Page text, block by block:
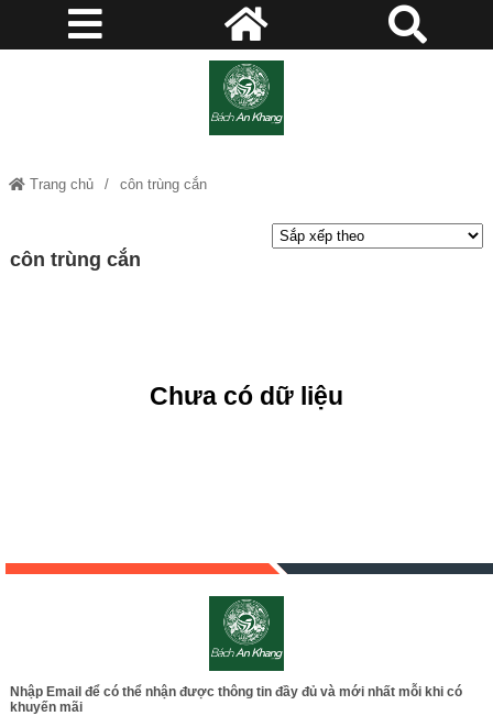
Trang chủ côn trùng cắn
côn trùng cắn
Chưa có dữ liệu
Nhập Email để có thể nhận được thông tin đầy đủ và mới nhất mỗi khi có
khuyến mãi